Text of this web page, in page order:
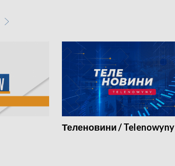
Теленовини / Telenowyny